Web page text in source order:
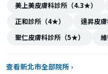
美上美皮膚科診所（4.3★）
正和診所（4★）
達昇皮
聖仁皮膚科診所（5★）
查看新北市全部院所 ›